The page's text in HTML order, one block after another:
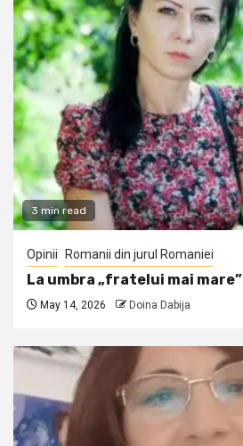
3 min read
Opinii Romanii din jurul Romaniei
La umbra „fratelui mai mare”
May 14, 2026 Doina Dabija